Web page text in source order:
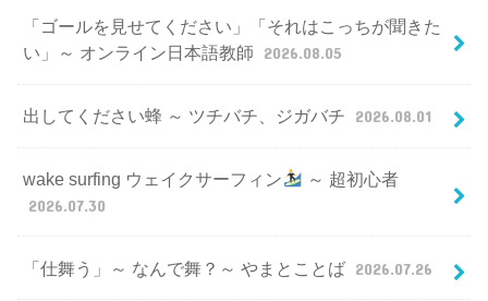
「ゴールを見せてください」「それはこっちが聞きた
い」～ オンライン日本語教師
2026.08.05
出してください蜂 ～ ツチバチ、ジガバチ 2026.08.01
wake surfing ウェイクサーフィン
～ 超初心者
2026.07.30
「仕舞う」～ なんで舞？～ やまとことば 2026.07.26